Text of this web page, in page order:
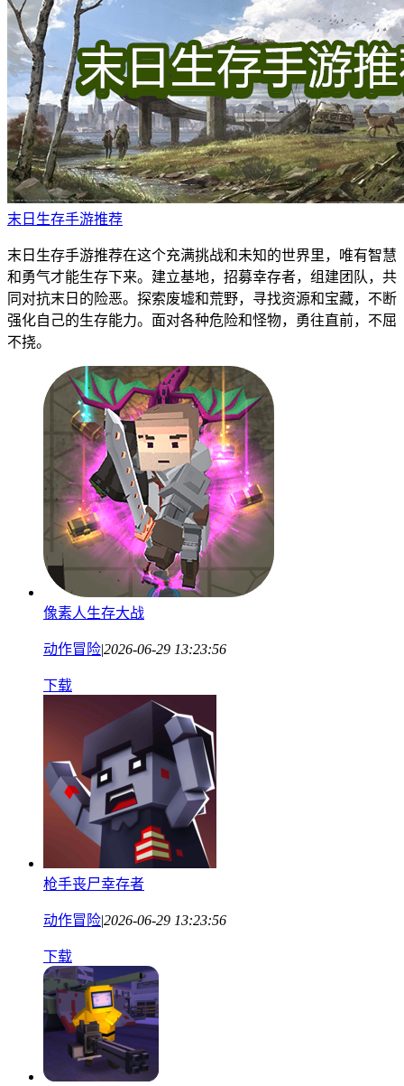
末日生存手游推荐
末日生存手游推荐在这个充满挑战和未知的世界里，唯有智慧
和勇气才能生存下来。建立基地，招募幸存者，组建团队，共
同对抗末日的险恶。探索废墟和荒野，寻找资源和宝藏，不断
强化自己的生存能力。面对各种危险和怪物，勇往直前，不屈
不挠。
像素人生存大战
动作冒险|2026-06-29 13:23:56
下载
枪手丧尸幸存者
动作冒险|2026-06-29 13:23:56
下载